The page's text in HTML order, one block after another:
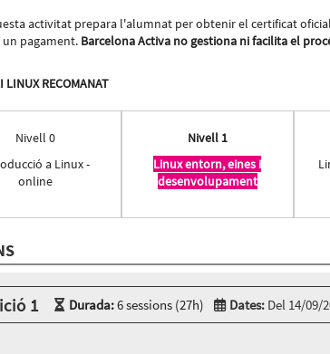
activitat prepara l'alumnat per obtenir el certificat
un pagament. Barcelona Activa no gestiona ni facilita el
LINUX RECOMANAT
Nivell 0
a Linux -
online
Nivell 1
Linux entorn, eines i
desenvolupament
1 Durada:6 sessions (27h) Dates: Del 14/09/